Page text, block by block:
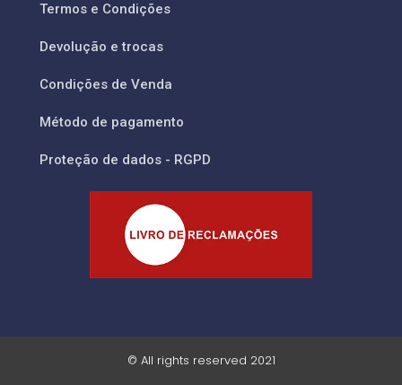
Termos e Condições
Devolução e trocas
Condições de Venda
Método de pagamento
Proteção de dados - RGPD
© All rights reserved 2021